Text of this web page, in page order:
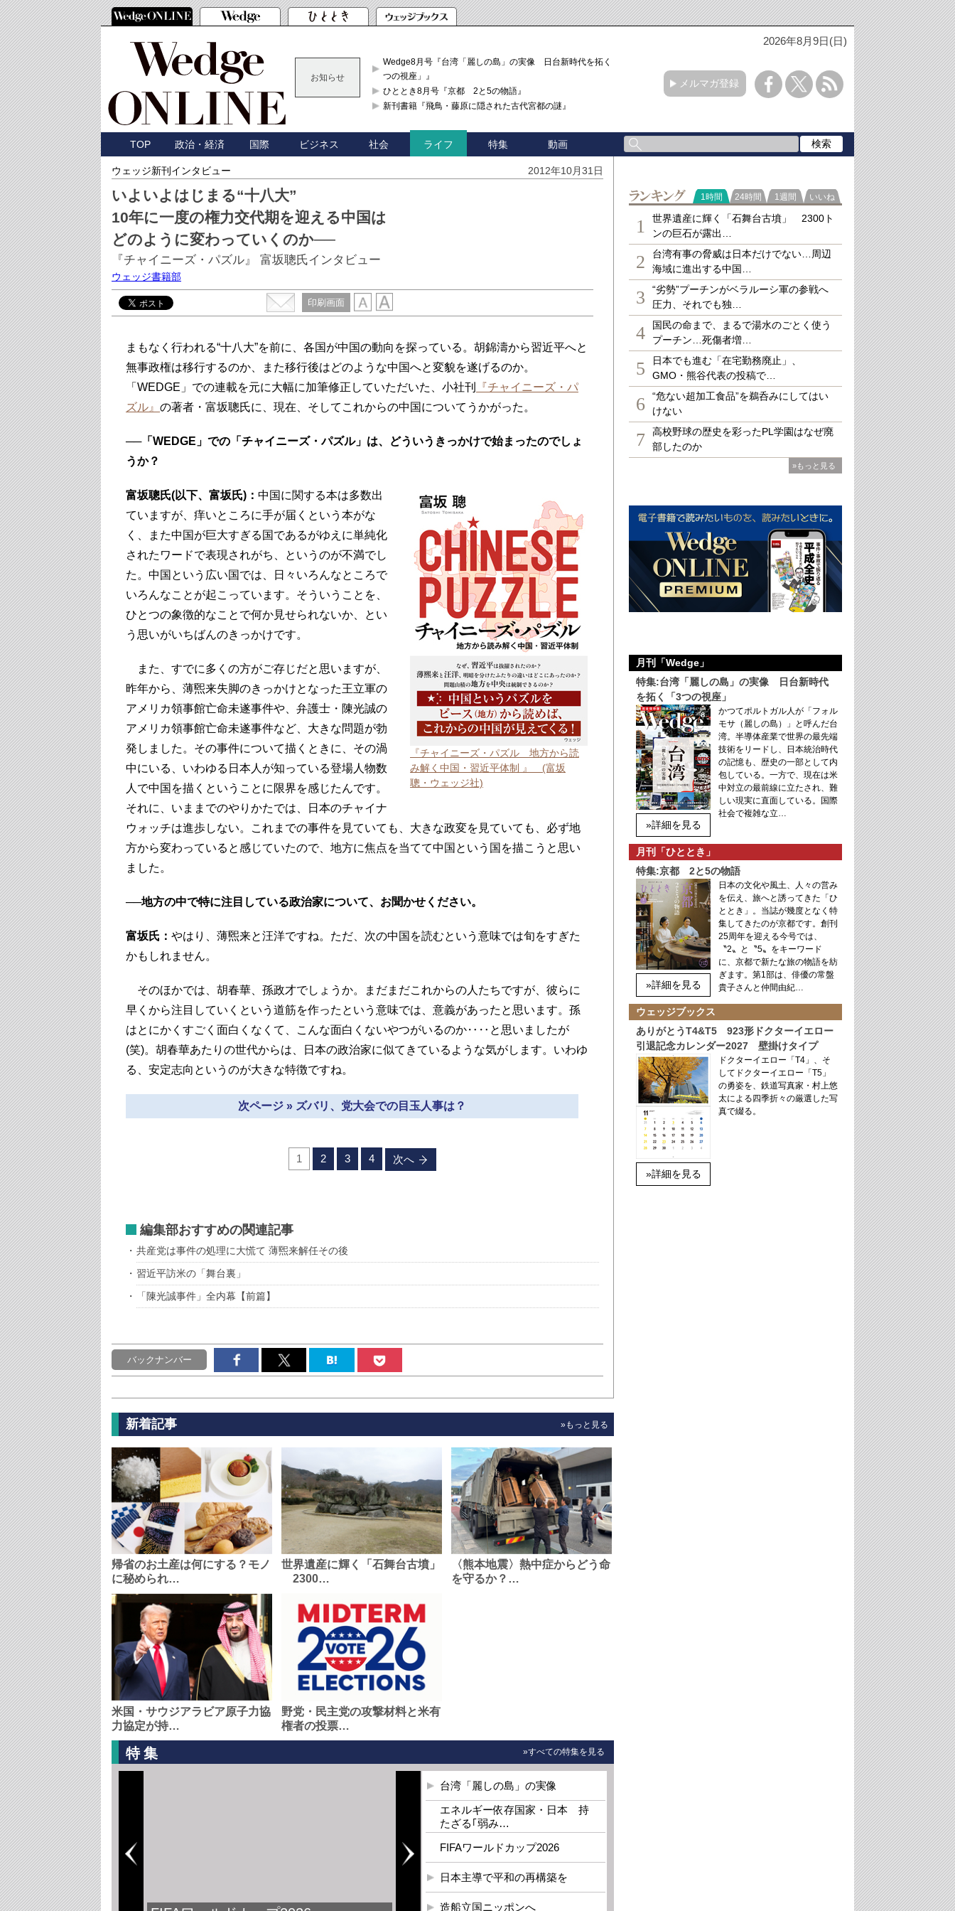
2026年8月9日(日)
お知らせ
Wedge8月号『台湾「麗しの島」の実像 日台新時代を拓く「3
つの視座」』
ひととき8月号『京都 2と5の物語』
新刊書籍『飛鳥・藤原に隠された古代宮都の謎』
メルマガ登録
TOP 政治・経済 国際 ビジネス 社会 ライフ 特集 動画
ウェッジ新刊インタビュー 2012年10月31日
いよいよはじまる“十八大”
10年に一度の権力交代期を迎える中国は
どのように変わっていくのか──
『チャイニーズ・パズル』 富坂聰氏インタビュー
ウェッジ書籍部
印刷画面
まもなく行われる“十八大”を前に、各国が中国の動向を探っている。胡錦濤から習近平へと
無事政権は移行するのか、また移行後はどのような中国へと変貌を遂げるのか。
「WEDGE」での連載を元に大幅に加筆修正していただいた、小社刊
『チャイニーズ・パ
ズル』 の著者・富坂聰氏に、現在、そしてこれからの中国についてうかがった。
──「WEDGE」での「チャイニーズ・パズル」は、どういうきっかけで始まったのでしょ
うか？
『チャイニーズ・パズル 地方から読
み解く中国・習近平体制 』 (富坂
聰・ウェッジ社)
富坂聰氏(以下、富坂氏)： 中国に関する本は多数出
ていますが、痒いところに手が届くという本がな
く、また中国が巨大すぎる国であるがゆえに単純化
されたワードで表現されがち、というのが不満でし
た。中国という広い国では、日々いろんなところで
いろんなことが起こっています。そういうことを、
ひとつの象徴的なことで何か見せられないか、とい
う思いがいちばんのきっかけです。
また、すでに多くの方がご存じだと思いますが、
昨年から、薄煕来失脚のきっかけとなった王立軍の
アメリカ領事館亡命未遂事件や、弁護士・陳光誠の
アメリカ領事館亡命未遂事件など、大きな問題が勃
発しました。その事件について描くときに、その渦
中にいる、いわゆる日本人が知っている登場人物数
人で中国を描くということに限界を感じたんです。
それに、いままでのやりかたでは、日本のチャイナ
ウォッチは進歩しない。これまでの事件を見ていても、大きな政変を見ていても、必ず地
方から変わっていると感じていたので、地方に焦点を当てて中国という国を描こうと思い
ました。
──地方の中で特に注目している政治家について、お聞かせください。
富坂氏： やはり、薄煕来と汪洋ですね。ただ、次の中国を読むという意味では旬をすぎた
かもしれません。
そのほかでは、胡春華、孫政才でしょうか。まだまだこれからの人たちですが、彼らに
早くから注目していくという道筋を作ったという意味では、意義があったと思います。孫
はとにかくすごく面白くなくて、こんな面白くないやつがいるのか‥‥と思いましたが
(笑)。胡春華あたりの世代からは、日本の政治家に似てきているような気がします。いわゆ
る、安定志向というのが大きな特徴ですね。
次ページ » ズバリ、党大会での目玉人事は？
1 2 3 4 次へ
編集部おすすめの関連記事
共産党は事件の処理に大慌て 薄煕来解任その後
習近平訪米の「舞台裏」
「陳光誠事件」全内幕【前篇】
バックナンバー
新着記事 »もっと見る
帰省のお土産は何にする？モノ
に秘められ…
世界遺産に輝く「石舞台古墳」
2300…
〈熊本地震〉熱中症からどう命
を守るか？…
米国・サウジアラビア原子力協
力協定が持…
野党・民主党の攻撃材料と米有
権者の投票…
特集 »すべての特集を見る
台湾「麗しの島」の実像
エネルギー依存国家・日本 持
たざる｢弱み…
FIFAワールドカップ2026
日本主導で平和の再構築を
造船立国ニッポンへ
ランキング
1時間 24時間 1週間 いいね
1
世界遺産に輝く「石舞台古墳」 2300ト
ンの巨石が露出…
2
台湾有事の脅威は日本だけでない…周辺
海域に進出する中国…
3
“劣勢”プーチンがベラルーシ軍の参戦へ
圧力、それでも独…
4
国民の命まで、まるで湯水のごとく使う
プーチン…死傷者増…
5
日本でも進む「在宅勤務廃止」、
GMO・熊谷代表の投稿で…
6
“危ない超加工食品”を鵜呑みにしてはい
けない
7
高校野球の歴史を彩ったPL学園はなぜ廃
部したのか
»もっと見る
月刊「Wedge」
特集:台湾「麗しの島」の実像 日台新時代
を拓く「3つの視座」
»詳細を見る
かつてポルトガル人が「フォル
モサ（麗しの島）」と呼んだ台
湾。半導体産業で世界の最先端
技術をリードし、日本統治時代
の記憶も、歴史の一部として内
包している。一方で、現在は米
中対立の最前線に立たされ、難
しい現実に直面している。国際
社会で複雑な立…
月刊「ひととき」
特集:京都 2と5の物語
»詳細を見る
日本の文化や風土、人々の営み
を伝え、旅へと誘ってきた「ひ
ととき」。当誌が幾度となく特
集してきたのが京都です。創刊
25周年を迎える今号では、
〝2〟と〝5〟をキーワード
に、京都で新たな旅の物語を紡
ぎます。第1部は、俳優の常盤
貴子さんと仲間由紀…
ウェッジブックス
ありがとうT4&T5 923形ドクターイエロー
引退記念カレンダー2027 壁掛けタイプ
»詳細を見る
ドクターイエロー「T4」、そ
してドクターイエロー「T5」
の勇姿を、鉄道写真家・村上悠
太による四季折々の厳選した写
真で綴る。